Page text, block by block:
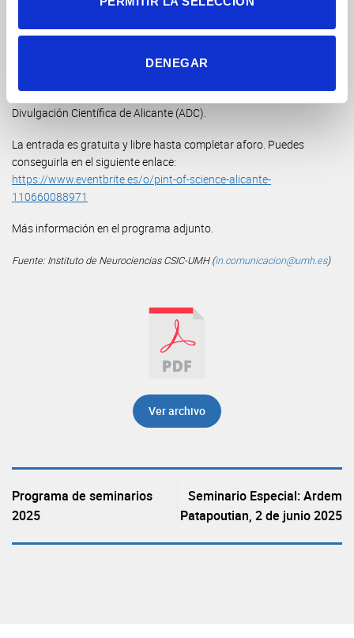
DENEGAR
Oncology), Jóvenes Nucleares, y Uberhumanos,así como el
despacho de ingeniería y arquitectura ICG. Además del IN CSIC-
UMH, el evento cuenta con la colaboración de entidades
académicas y culturales como la UMH, la Universidad de Alicante,
Raspeig, el Ayuntamiento de Alicante, y la Asociación de
Divulgación Científica de Alicante (ADC).
La entrada es gratuita y libre hasta completar aforo. Puedes
conseguirla en el siguiente enlace:
https://www.eventbrite.es/o/pint-of-science-alicante-
110660088971
Más información en el programa adjunto.
Fuente: Instituto de Neurociencias CSIC-UMH (in.comunicacion@umh.es)
Ver archivo
Programa de seminarios
2025
Seminario Especial: Ardem
Patapoutian, 2 de junio 2025